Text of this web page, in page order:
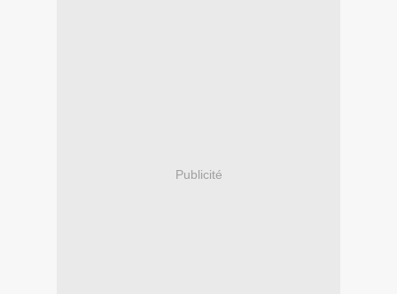
Publicité